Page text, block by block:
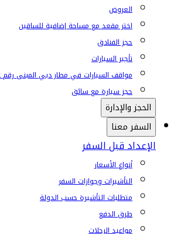
العروض
اختر مقعد مع مساحة إضافية للساقين
حجز الفنادق
تأجير السيارات
مواقف السيارات في مطار دبي المبنى رقم 2
حجز سيارة مع سائق
الحجز والإدارة
السفر معنا
الإعداد قبل السفر
أنواع الأسعار
التأشيرات وجوازات السفر
متطلبات التأشيرة حسب الدولة
طرق الدفع
مواعيد الرحلات